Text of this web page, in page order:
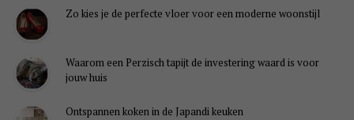
Zo kies je de perfecte vloer voor een moderne woonstijl
Waarom een Perzisch tapijt de investering waard is voor
jouw huis
Ontspannen koken in de Japandi keuken